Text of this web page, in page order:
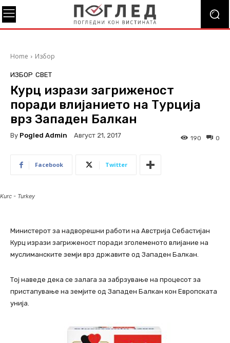
Home Избор
ИЗБОР СВЕТ
Курц изрази загриженост
поради влијанието на Турција
врз Западен Балкан
By Pogled Admin Август 21, 2017 0
190
Facebook Twitter
Kurc - Turkey
Министерот за надворешни работи на Австрија Себастијан
Курц изрази загриженост поради зголеменото влијание на
муслиманските земји врз државите од Западен Балкан.
Тој наведе дека се залага за забрзување на процесот за
пристапување на земјите од Западен Балкан кон Европската
унија.